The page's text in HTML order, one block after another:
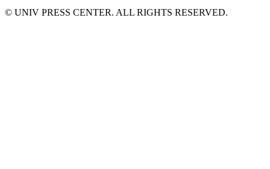
© UNIV PRESS CENTER. ALL RIGHTS RESERVED.